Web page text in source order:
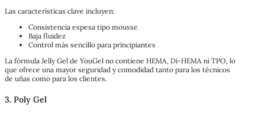
Las características clave incluyen:
Consistencia espesa tipo mousse
Baja fluidez
Control más sencillo para principiantes
La fórmula Jelly Gel de YouGel no contiene HEMA, Di-HEMA ni TPO, lo
que ofrece una mayor seguridad y comodidad tanto para los técnicos
de uñas como para los clientes.
3. Poly Gel